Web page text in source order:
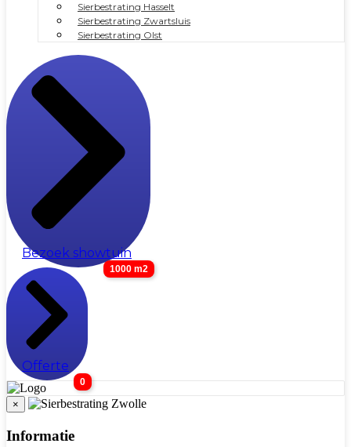
Sierbestrating Hasselt
Sierbestrating Zwartsluis
Sierbestrating Olst
Bezoek showtuin
1000 m2
Offerte
0
×
Informatie